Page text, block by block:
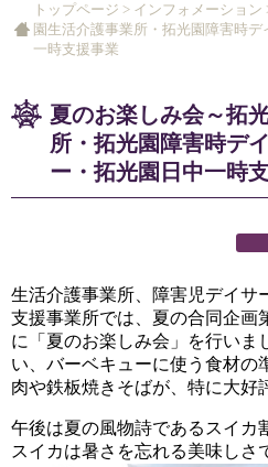
トップページ > インフォメーション
園生活介護事業所・拓光園障害時
一時支援事業
夏のお楽しみ会～拓
所・拓光園障害時デ
ー・拓光園日中一時
生活介護事業所、障害児デイサ
支援事業所では、夏の合同企画
に「夏のお楽しみ会」を行いま
い、バーベキューに使う食材の
肉や鉄板焼きそばが、特に大好
午後は夏の風物詩であるスイカ
スイカは暑さを忘れる美味しさ